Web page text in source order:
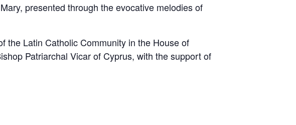
presented through the evocative melodies of
the Latin Catholic Community in the House of
Patriarchal Vicar of Cyprus, with the support of